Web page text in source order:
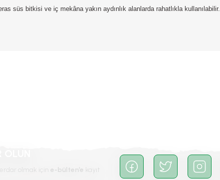
süs bitkisi ve iç mekâna yakın aydınlık alanlarda rahatlıkla kullanılabilir.